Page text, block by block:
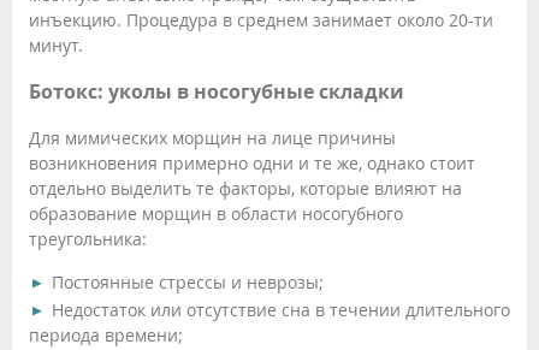
инъекцию. Процедура в среднем занимает около 20-ти
минут.
Ботокс: уколы в носогубные складки
Для мимических морщин на лице причины
возникновения примерно одни и те же, однако стоит
отдельно выделить те факторы, которые влияют на
образование морщин в области носогубного
треугольника:
Постоянные стрессы и неврозы;
Недостаток или отсутствие сна в течении длительного
периода времени;